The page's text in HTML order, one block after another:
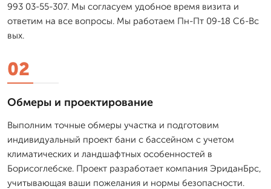
993 03-55-307. Мы согласуем удобное время визита и
ответим на все вопросы. Мы работаем Пн-Пт 09-18 Сб-Вс
вых.
02
Обмеры и проектирование
Выполним точные обмеры участка и подготовим
индивидуальный проект бани с бассейном с учетом
климатических и ландшафтных особенностей в
Борисоглебске. Проект разработает компания ЭриданБрс,
учитывающая ваши пожелания и нормы безопасности.